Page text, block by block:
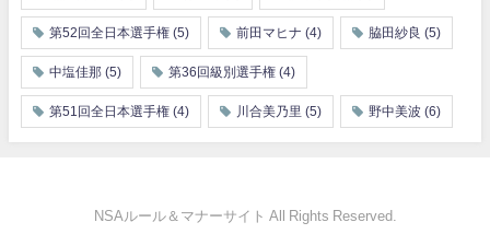
第52回全日本選手権 (5) 前田マヒナ (4) 脇田紗良 (5)
中塩佳那 (5) 第36回級別選手権 (4)
第51回全日本選手権 (4) 川合美乃里 (5) 野中美波 (6)
NSAルール＆マナーサイト All Rights Reserved.